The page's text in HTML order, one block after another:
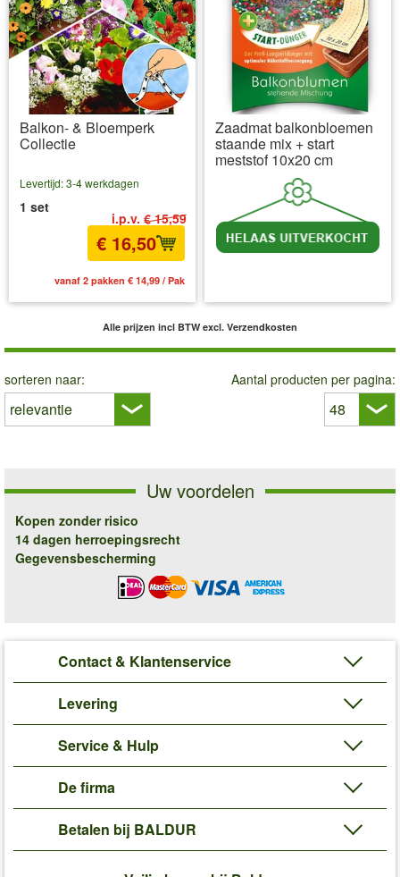
Balkon- & Bloemperk
Collectie
i.p.v. € 15,59
Levertijd: 3-4 werkdagen
1 set
€ 16,50
vanaf 2 pakken € 14,99 / Pak
Zaadmat balkonbloemen
staande mix + start
meststof 10x20 cm
Alle prijzen incl BTW excl. Verzendkosten
sorteren naar: Aantal producten per pagina:
Uw voordelen
Kopen zonder risico
14 dagen herroepingsrecht
Gegevensbescherming
Contact & Klantenservice
Levering
Service & Hulp
De firma
Betalen bij BALDUR